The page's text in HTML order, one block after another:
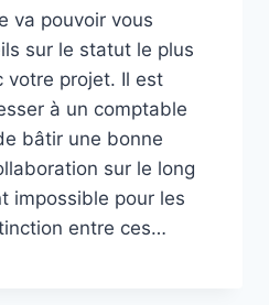
va pouvoir vous
sur le statut le plus
votre projet. Il est
à un comptable
bâtir une bonne
sur le long
impossible pour les
entre ces…